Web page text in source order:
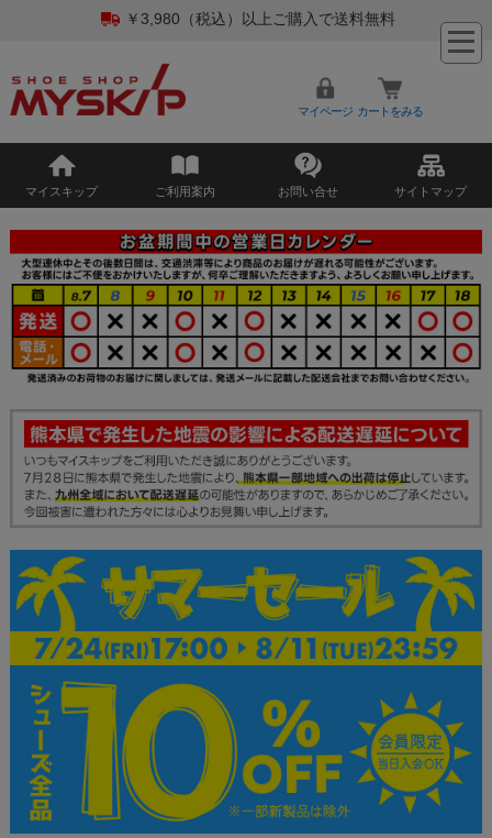
￥3,980（税込）以上ご購入で送料無料
マイページ カートをみる
マイスキップ ご利用案内 お問い合せ サイトマップ